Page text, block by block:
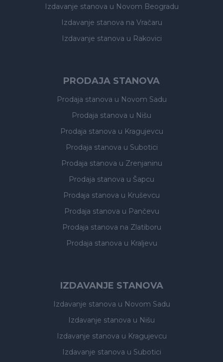
Izdavanje stanova u Novom Beogradu
Izdavanje stanova na Vračaru
Izdavanje stanova u Rakovici
PRODAJA STANOVA
Prodaja stanova u Novom Sadu
Prodaja stanova u Nišu
Prodaja stanova u Kragujevcu
Prodaja stanova u Subotici
Prodaja stanova u Zrenjaninu
Prodaja stanova u Šapcu
Prodaja stanova u Kruševcu
Prodaja stanova u Pančevu
Prodaja stanova na Zlatiboru
Prodaja stanova u Kraljevu
IZDAVANJE STANOVA
Izdavanje stanova u Novom Sadu
Izdavanje stanova u Nišu
Izdavanje stanova u Kragujevcu
Izdavanje stanova u Subotici